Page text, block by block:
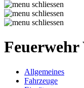
Allgemeines
Fahrzeuge